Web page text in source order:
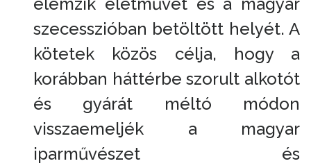
szecesszióban betöltött helyét. A
kötetek közös célja, hogy a
korábban háttérbe szorult alkotót
és gyárát méltó módon
visszaemeljék a magyar
iparművészet és